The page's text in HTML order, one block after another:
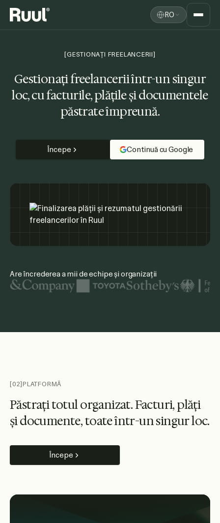
Acasă Ruul RO
Resurse
[GESTIONAȚI FREELANCERII]
Gestionați freelancerii într-un singur
loc,cu facturile, plățile și documentele
păstrate împreună.
Începe Continuă cu Google
Are încrederea a mii de echipe și organizații
[02]PLATFORMĂ
Păstrațitotulorganizat.Facturi,plăți
șidocumente,toateîntr-unsingurloc.
Începe